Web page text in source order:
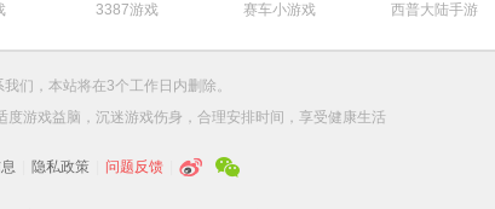
3387游戏 赛车小游戏 西普大陆手游
我们 ，本站将在3个工作日内删除。
游戏益脑，沉迷游戏伤身，合理安排时间，享受健康生活
隐私政策 问题反馈